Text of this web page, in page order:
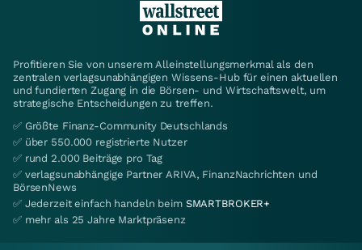
Profitieren Sie von unserem Alleinstellungsmerkmal als den
zentralen verlagsunabhängigen Wissens-Hub für einen aktuellen
und fundierten Zugang in die Börsen- und Wirtschaftswelt, um
strategische Entscheidungen zu treffen.
✅ Größte Finanz-Community Deutschlands
✅ über 550.000 registrierte Nutzer
✅ rund 2.000 Beiträge pro Tag
✅ verlagsunabhängige Partner ARIVA, FinanzNachrichten und
BörsenNews
✅ Jederzeit einfach handeln beim SMARTBROKER+
✅ mehr als 25 Jahre Marktpräsenz